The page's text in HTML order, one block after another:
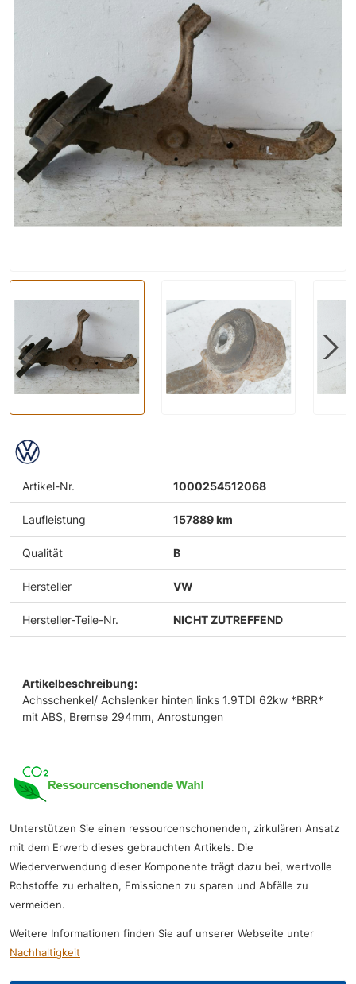
Artikel-Nr. 1000254512068
Laufleistung 157889 km
Qualität B
Hersteller VW
Hersteller-Teile-Nr. NICHT ZUTREFFEND
Artikelbeschreibung:
Achsschenkel/ Achslenker hinten links 1.9TDI 62kw *BRR*
mit ABS, Bremse 294mm, Anrostungen
Unterstützen Sie einen ressourcenschonenden, zirkulären Ansatz
mit dem Erwerb dieses gebrauchten Artikels. Die
Wiederverwendung dieser Komponente trägt dazu bei, wertvolle
Rohstoffe zu erhalten, Emissionen zu sparen und Abfälle zu
vermeiden.
Weitere Informationen finden Sie auf unserer Webseite unter
Nachhaltigkeit